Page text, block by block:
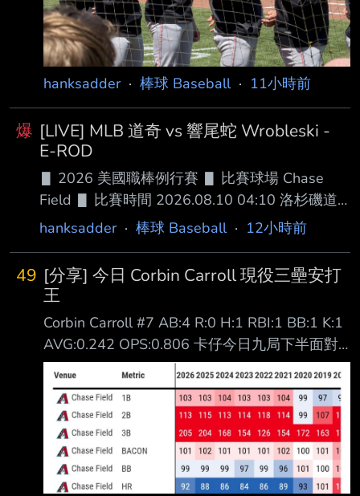
hanksadder· 棒球 Baseball· 11小時前
爆 [LIVE] MLB 道奇 vs 響尾蛇 Wrobleski -
E-ROD
▋ 2026 美國職棒例行賽 ▋ 比賽球場 Chase
Field ▋ 比賽時間 2026.08.10 04:10 洛杉磯道
奇 █ AVG OBP SLG OPS HR RBI SB BB １.大谷
２.Andy Pages (R) CF .270 .336 .458 .794 19
75 11 41 ３.Freddie Freeman (L) 1B .304 .378
.476 .854 15 55 5 51 ４.Tommy
hanksadder· 棒球 Baseball· 12小時前
49 [分享] 今日 Corbin Carroll 現役三壘安打
王
Corbin Carroll #7 AB:4 R:0 H:1 RBI:1 BB:1 K:1
AVG:0.242 OPS:0.806 卡仔今日九局下半面對
道奇終結者Diaz 擊出生涯第56支三壘安打 超越
了Marte及鱒魚的55支 成為現役大聯盟三壘安打
王 1.Corbin Carroll 56 2581PA 2.Starling Marte
55 6461PA Mike Trout 55 7641PA Active
Leaders & Records for Triples https://bit.ly/